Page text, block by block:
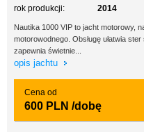
rok produkcji:
2014
Nautika 1000 VIP to jacht motorowy,
motorowodnego. Obsługę ułatwia
zapewnia świetnie...
opis jachtu
Cena od
600 PLN /dobę